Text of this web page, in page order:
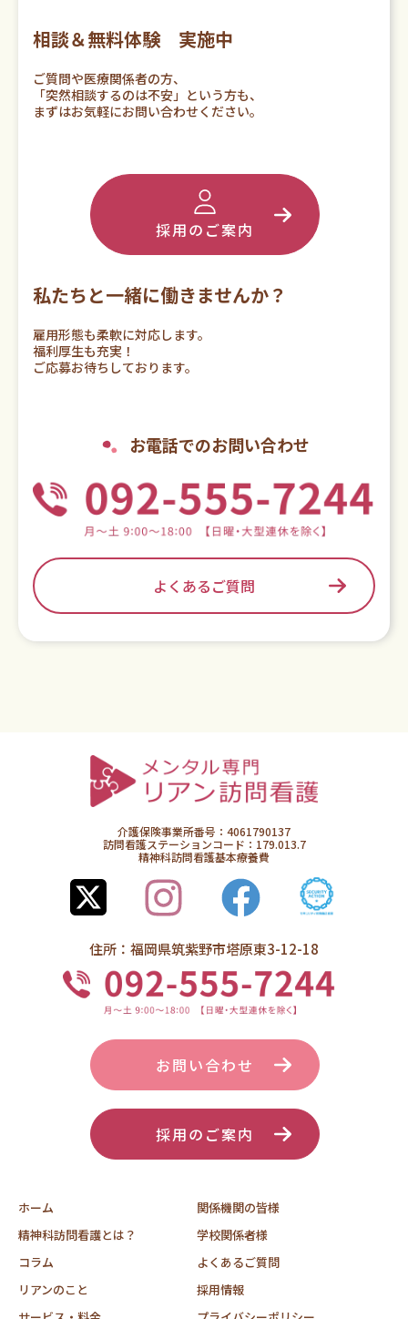
相談＆無料体験 実施中
ご質問や医療関係者の方、
「突然相談するのは不安」という方も、
まずはお気軽にお問い合わせください。
採用のご案内
私たちと一緒に働きませんか？
雇用形態も柔軟に対応します。
福利厚生も充実！
ご応募お待ちしております。
お電話でのお問い合わせ
よくあるご質問
介護保険事業所番号：4061790137
訪問看護ステーションコード：179.013.7
精神科訪問看護基本療養費
住所：福岡県筑紫野市塔原東3-12-18
ホーム
精神科訪問看護とは？
コラム
リアンのこと
関係機関の皆様
学校関係者様
よくあるご質問
採用情報
お問い合わせ
採用のご案内